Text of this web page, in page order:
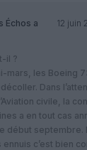
Échos a
12 juin
il ?
mars, les Boeing
Dans
civile, la
a en tout cas
début septembre.
c’est bien